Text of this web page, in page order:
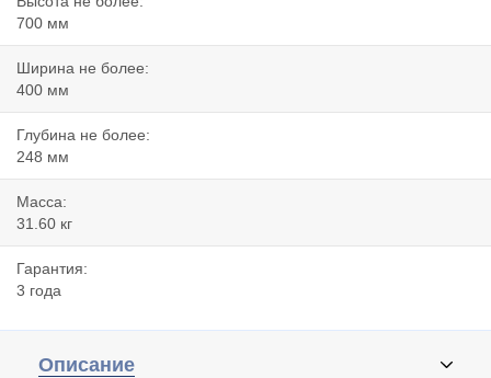
700 мм
Ширина не более:
400 мм
Глубина не более:
248 мм
Масса:
31.60 кг
Гарантия:
3 года
Описание